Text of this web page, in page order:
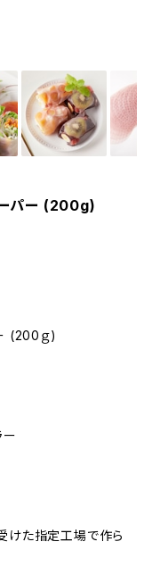
パー (200g)
(200ｇ)
ー
けた指定工場で作ら